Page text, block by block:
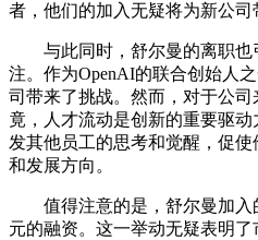
者，他们的加入无疑将为新公司
与此同时，舒尔曼的离职也
注。作为OpenAI的联合创始人
司带来了挑战。然而，对于公
竟，人才流动是创新的重要驱动
发其他员工的思考和觉醒，促
和发展方向。
值得注意的是，舒尔曼加入
元的融资。这一举动无疑表明